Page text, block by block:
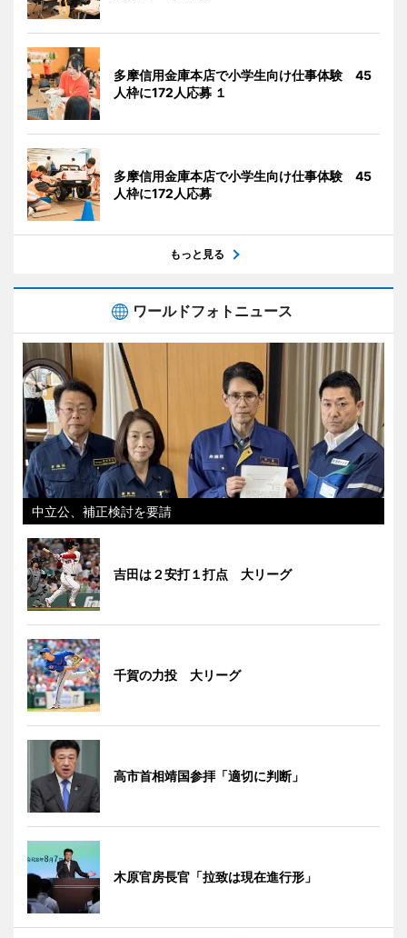
多摩信用金庫本店で小学生向け仕事体験 45
人枠に172人応募 １
多摩信用金庫本店で小学生向け仕事体験 45
人枠に172人応募
もっと見る
ワールドフォトニュース
中立公、補正検討を要請
吉田は２安打１打点 大リーグ
千賀の力投 大リーグ
高市首相靖国参拝「適切に判断」
木原官房長官「拉致は現在進行形」